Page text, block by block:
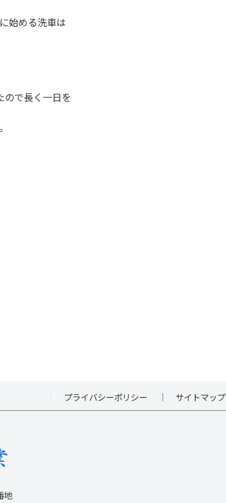
始める洗車は
ので長く一日を
プライバシーポリシー サイトマップ
地